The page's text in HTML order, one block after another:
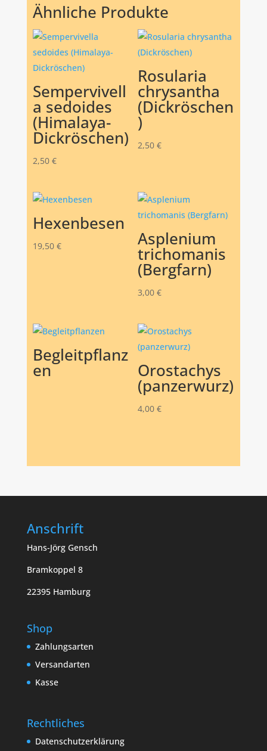
Ähnliche Produkte
Sempervivell
a sedoides
(Himalaya-
Dickröschen)
2,50 €
Rosularia
chrysantha
(Dickröschen
)
2,50 €
Hexenbesen
19,50 € Asplenium
trichomanis
(Bergfarn)
3,00 €
Begleitpflanz
en Orostachys
(panzerwurz)
4,00 €
Anschrift
Hans-Jörg Gensch
Bramkoppel 8
22395 Hamburg
Shop
Zahlungsarten
Versandarten
Kasse
Rechtliches
Datenschutzerklärung